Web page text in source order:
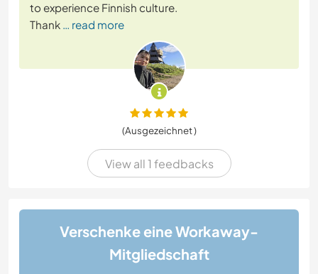
to experience Finnish culture.
Thank … read more
(Ausgezeichnet )
View all 1 feedbacks
Verschenke eine Workaway-
Mitgliedschaft